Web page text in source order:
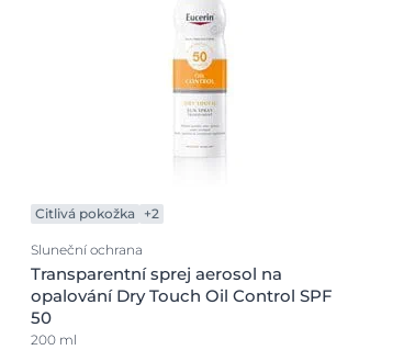
Citlivá pokožka +2
Sluneční ochrana
Transparentní sprej aerosol na
opalování Dry Touch Oil Control SPF
50
200 ml